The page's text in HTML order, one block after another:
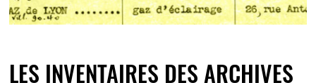
LES INVENTAIRES DES ARCHIVES